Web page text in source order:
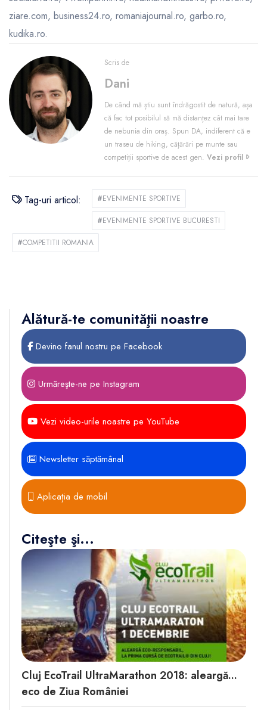
ziare.com, business24.ro, romaniajournal.ro, garbo.ro,
kudika.ro.
Scris de
Dani
De când mă știu sunt îndrăgostit de natură, așa
că fac tot posibilul să mă distanțez cât mai tare
de nebunia din oraș. Spun DA, indiferent că e
un traseu de hiking, cățărări pe munte sau
competiții sportive de acest gen. Vezi profil
Tag-uri articol: #EVENIMENTE SPORTIVE
#EVENIMENTE SPORTIVE BUCURESTI
#COMPETITII ROMANIA
Alătură-te comunităţii noastre
Devino fanul nostru pe Facebook
Urmăreşte-ne pe Instagram
Vezi video-urile noastre pe YouTube
Newsletter săptămânal
Aplicația de mobil
Citeşte şi...
Cluj EcoTrail UltraMarathon 2018: aleargă...
eco de Ziua României